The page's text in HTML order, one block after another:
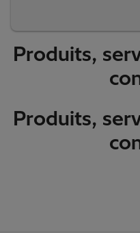
Produits,
Produits,